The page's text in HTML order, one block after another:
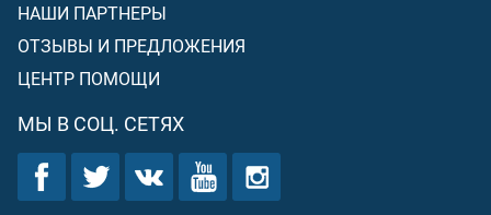
НАШИ ПАРТНЕРЫ
ОТЗЫВЫ И ПРЕДЛОЖЕНИЯ
ЦЕНТР ПОМОЩИ
МЫ В СОЦ. СЕТЯХ